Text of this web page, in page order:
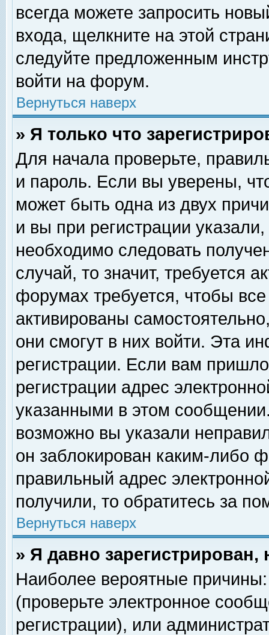
всегда можете запросить
входа, щелкните на этой
следуйте предложенным
войти на форум.
Вернуться наверх
» Я только что
Для начала проверьте,
и пароль. Если вы уверены,
может быть одна из двух
и вы при регистрации
необходимо следовать
случай, то значит, требуется
форумах требуется, чтобы
активированы
они смогут в них войти. Эта
регистрации. Если вам
регистрации адрес
указанными в этом
возможно вы указали
он заблокирован каким-либо
правильный адрес
получили, то обратитесь за
Вернуться наверх
» Я давно
Наиболее вероятные
(проверьте электронное
регистрации), или